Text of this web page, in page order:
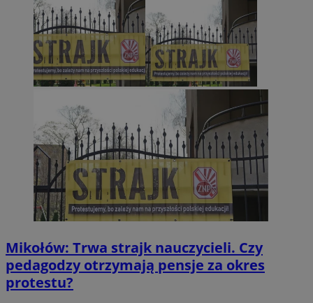
Mikołów: Trwa strajk nauczycieli. Czy
pedagodzy otrzymają pensje za okres
protestu?